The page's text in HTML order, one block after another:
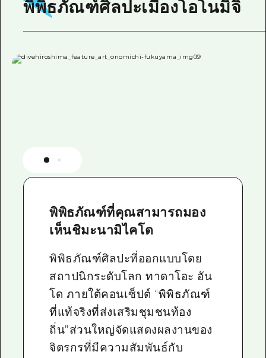
พิพิธภัณฑ์ศิลปะเมืองโอโนมิจิ
พิพิธภัณฑ์ที่คุณสามารถมอง
เห็นชิมะนามิไคโด
พิพิธภัณฑ์ศิลปะที่ออกแบบโดย
สถาปนิกระดับโลก ทาดาโอะ อัน
โด ภายใต้คอนเซ็ปต์ “พิพิธภัณฑ์
ที่แท้จริงที่ส่งเสริมชุมชนท้อง
ถิ่น”ส่วนใหญ่จัดแสดงผลงานของ
จิตรกรที่มีความสัมพันธ์กับ